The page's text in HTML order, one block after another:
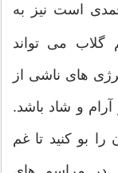
است نیز به
می تواند
های ناشی از
و شاد باشد.
بو کنید تا غم